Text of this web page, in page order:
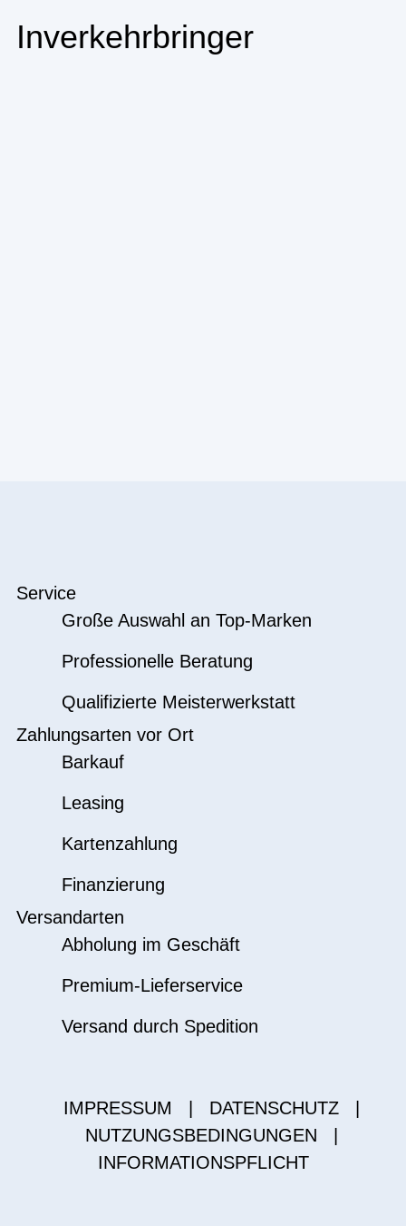
Inverkehrbringer
Service
Große Auswahl an Top-Marken
Professionelle Beratung
Qualifizierte Meisterwerkstatt
Zahlungsarten vor Ort
Barkauf
Leasing
Kartenzahlung
Finanzierung
Versandarten
Abholung im Geschäft
Premium-Lieferservice
Versand durch Spedition
IMPRESSUM DATENSCHUTZ
NUTZUNGSBEDINGUNGEN
INFORMATIONSPFLICHT